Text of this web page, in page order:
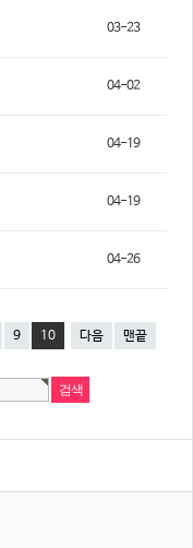
03-23
04-02
04-19
04-19
04-26
9 10 다음 맨끝